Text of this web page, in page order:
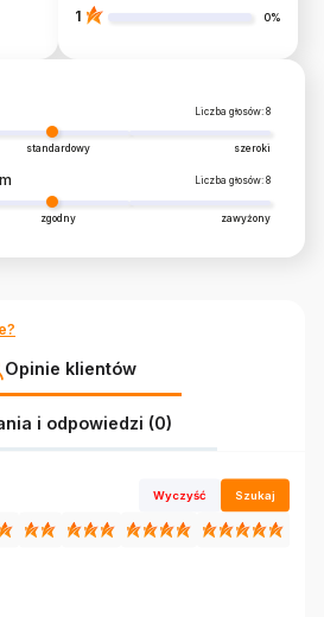
1 0%
Liczba głosów: 8
standardowy szeroki
Liczba głosów: 8
zgodny zawyżony
Opinie klientów
i odpowiedzi (0)
Wyczyść Szukaj